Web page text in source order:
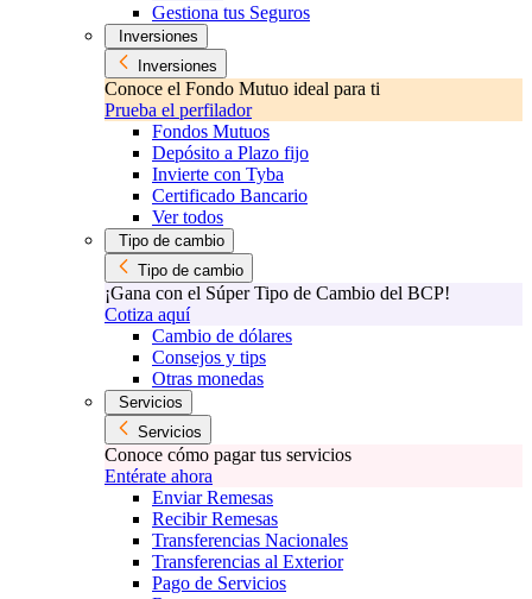
Gestiona tus Seguros
Inversiones
Inversiones
Conoce el Fondo Mutuo ideal para ti
Prueba el perfilador
Fondos Mutuos
Depósito a Plazo fijo
Invierte con Tyba
Certificado Bancario
Ver todos
Tipo de cambio
Tipo de cambio
¡Gana con el Súper Tipo de Cambio del BCP!
Cotiza aquí
Cambio de dólares
Consejos y tips
Otras monedas
Servicios
Servicios
Conoce cómo pagar tus servicios
Entérate ahora
Enviar Remesas
Recibir Remesas
Transferencias Nacionales
Transferencias al Exterior
Pago de Servicios